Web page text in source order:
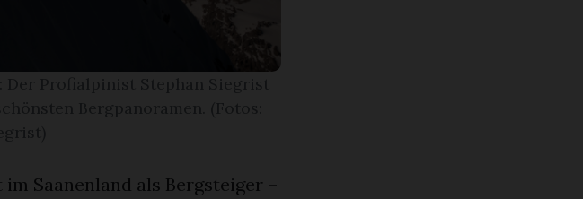
Saanenland als Bergsteiger –